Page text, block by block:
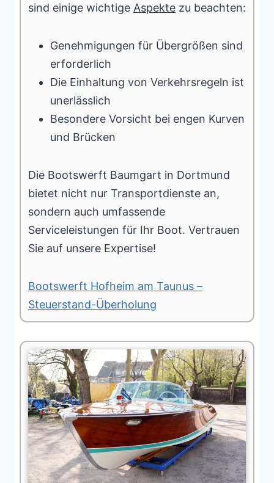
sind einige wichtige Aspekte zu beachten:
Genehmigungen für Übergrößen sind
erforderlich
Die Einhaltung von Verkehrsregeln ist
unerlässlich
Besondere Vorsicht bei engen Kurven
und Brücken
Die Bootswerft Baumgart in Dortmund
bietet nicht nur Transportdienste an,
sondern auch umfassende
Serviceleistungen für Ihr Boot. Vertrauen
Sie auf unsere Expertise!
Bootswerft Hofheim am Taunus –
Steuerstand-Überholung